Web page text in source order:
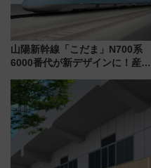
山陽新幹線「こだま」N700系
6000番代が新デザインに！産学
用は今冬から